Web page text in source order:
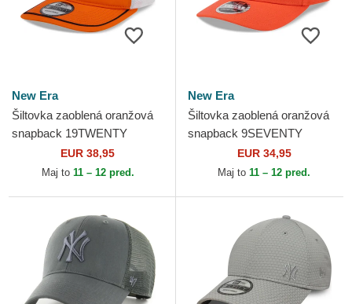
New Era
Šiltovka zaoblená oranžová
snapback 19TWENTY
Embroidered Patch Anaheim
Ducks NHL New Era
EUR 38,95
Maj to 11 – 12 pred.
New Era
Šiltovka zaoblená oranžová
snapback 9SEVENTY
Stretch Snap Stated Anaheim
Ducks NHL New Era
EUR 34,95
Maj to 11 – 12 pred.